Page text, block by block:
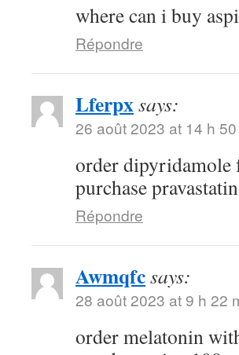
where can i buy
Répondre
Lferpxsays:
26 août 2023 at 14 h
order dipyridamole
purchase
Répondre
Awmqfcsays:
28 août 2023 at 9 h 22
order melatonin